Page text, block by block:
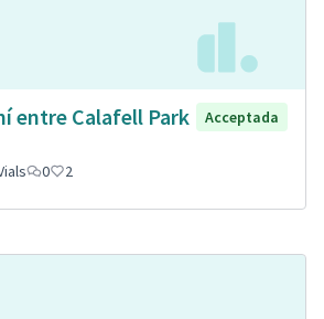
entre Calafell Park
Acceptada
0 2